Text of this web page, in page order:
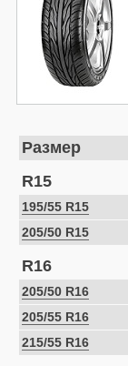
Размер
R15
195/55 R15
205/50 R15
R16
205/50 R16
205/55 R16
215/55 R16